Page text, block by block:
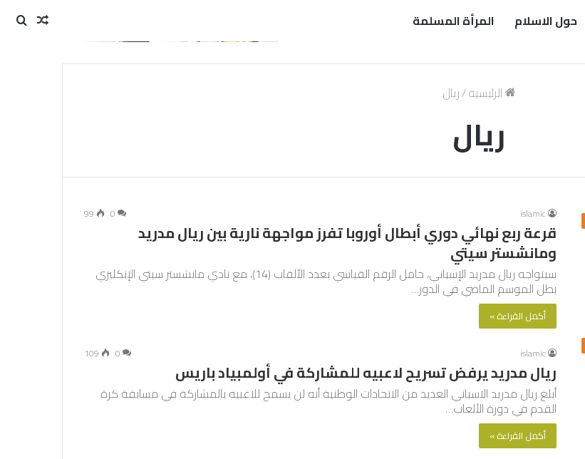
حول الاسلام المرأة المسلمة
مقال
الرئيسية/ريال
ريال
islamic
0
99
قرعة ربع نهائي دوري أبطال أوروبا تفرز مواجهة نارية بين ريال مدريد
ومانشستر سيتي
سيتواجه ريال مدريد الإسباني، حامل الرقم القياسي بعدد الألقاب (14)، مع نادي مانشستر سيتي الإنكليزي
بطل الموسم الماضي في الدور…
أكمل القراءة »
islamic
0
109
ريال مدريد يرفض تسريح لاعبيه للمشاركة في أولمبياد باريس
أبلغ ريال مدريد الاسباني العديد من الاتحادات الوطنية أنه لن يسمح للاعبيه بالمشاركة في مسابقة كرة
القدم في دورة الألعاب…
أكمل القراءة »